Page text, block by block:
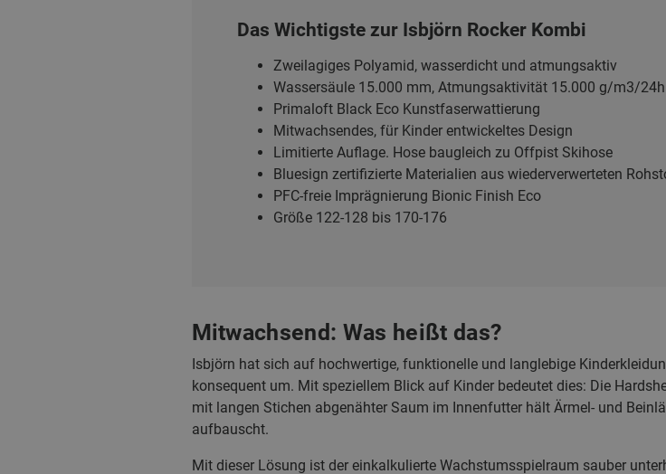
Das Wichtigste zur Isbjörn Rocker Kombi
Zweilagiges Polyamid, wasserdicht und atmungsaktiv
Wassersäule 15.000 mm, Atmungsaktivität 15.000 g/m3/24h
Primaloft Black Eco Kunstfaserwattierung
Mitwachsendes, für Kinder entwickeltes Design
Limitierte Auflage. Hose baugleich zu Offpist Skihose
Bluesign zertifizierte Materialien aus wiederverwerteten
PFC-freie Imprägnierung Bionic Finish Eco
Größe 122-128 bis 170-176
Mitwachsend: Was heißt das?
Isbjörn hat sich auf hochwertige, funktionelle und langlebige
konsequent um. Mit speziellem Blick auf Kinder bedeutet dies: Die
mit langen Stichen abgenähter Saum im Innenfutter hält Ärmel- und
aufbauscht.
Mit dieser Lösung ist der einkalkulierte Wachstumsspielraum sauber